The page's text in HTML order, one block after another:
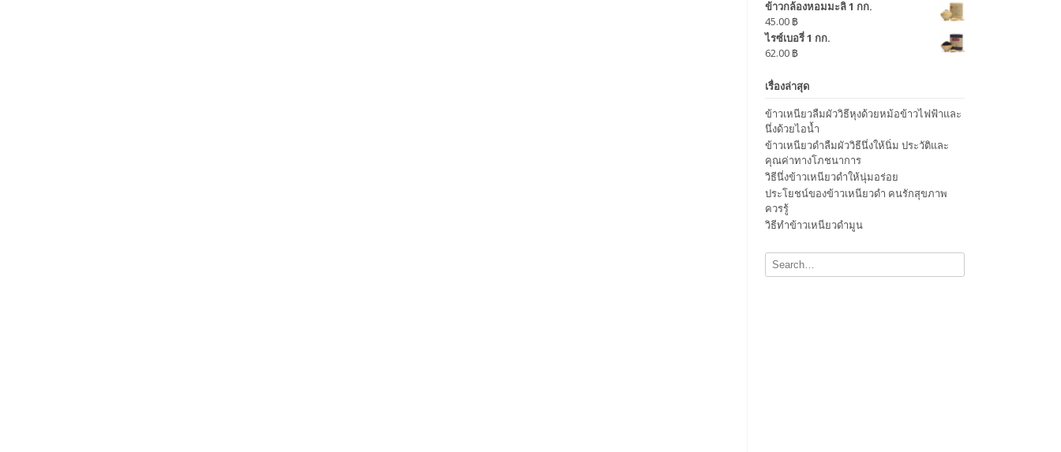
ข้าวกล้องหอมมะลิ 1 กก.
45.00 ฿
ไรซ์เบอรี่ 1 กก.
62.00 ฿
เรื่องล่าสุด
ข้าวเหนียวลืมผัววิธีหุงด้วยหม้อข้าวไฟฟ้าและ
นึ่งด้วยไอน้ำ
ข้าวเหนียวดำลืมผัววิธีนึ่งให้นิ่ม ประวัติและ
คุณค่าทางโภชนาการ
วิธีนึ่งข้าวเหนียวดำให้นุ่มอร่อย
ประโยชน์ของข้าวเหนียวดำ คนรักสุขภาพ
ควรรู้
วิธีทำข้าวเหนียวดำมูน